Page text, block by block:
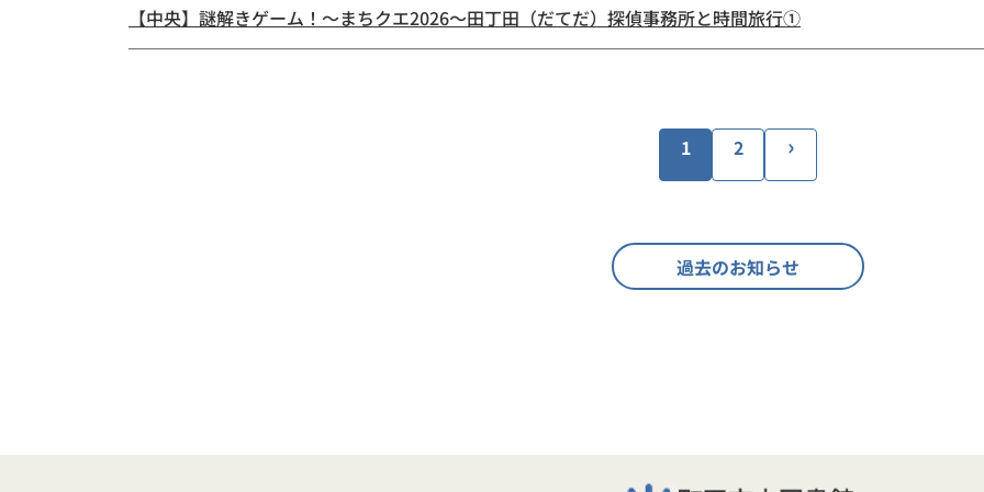
【中央】謎解きゲーム！～まちクエ2026～田丁田（だてだ）探偵事務所と時間旅行①
1 2 ›
過去のお知らせ